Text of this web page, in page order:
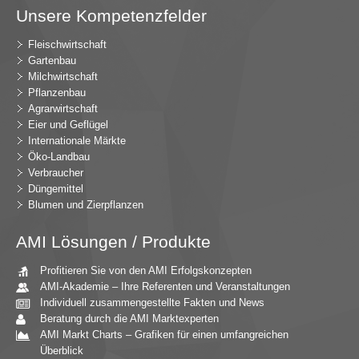
Unsere Kompetenzfelder
Fleischwirtschaft
Gartenbau
Milchwirtschaft
Pflanzenbau
Agrarwirtschaft
Eier und Geflügel
Internationale Märkte
Öko-Landbau
Verbraucher
Düngemittel
Blumen und Zierpflanzen
AMI Lösungen / Produkte
Profitieren Sie von den AMI Erfolgskonzepten
AMI-Akademie – Ihre Referenten und Veranstaltungen
Individuell zusammengestellte Fakten und News
Beratung durch die AMI Marktexperten
AMI Markt Charts – Grafiken für einen umfangreichen
Überblick